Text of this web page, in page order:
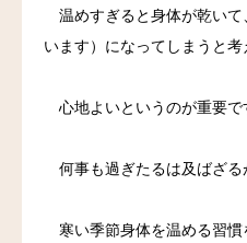
温めすぎると身体が乾いて
います）になってしまうと考
心地よいというのが重要で
何事も過ぎたるは及ばざる
寒い季節身体を温める習慣